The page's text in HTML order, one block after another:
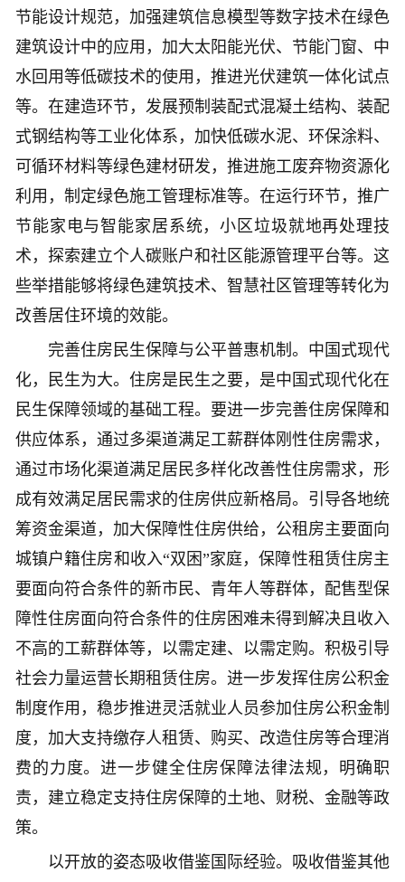
节能设计规范，加强建筑信息模型等数字技术在绿色
建筑设计中的应用，加大太阳能光伏、节能门窗、中
水回用等低碳技术的使用，推进光伏建筑一体化试点
等。在建造环节，发展预制装配式混凝土结构、装配
式钢结构等工业化体系，加快低碳水泥、环保涂料、
可循环材料等绿色建材研发，推进施工废弃物资源化
利用，制定绿色施工管理标准等。在运行环节，推广
节能家电与智能家居系统，小区垃圾就地再处理技
术，探索建立个人碳账户和社区能源管理平台等。这
些举措能够将绿色建筑技术、智慧社区管理等转化为
改善居住环境的效能。
完善住房民生保障与公平普惠机制。中国式现代
化，民生为大。住房是民生之要，是中国式现代化在
民生保障领域的基础工程。要进一步完善住房保障和
供应体系，通过多渠道满足工薪群体刚性住房需求，
通过市场化渠道满足居民多样化改善性住房需求，形
成有效满足居民需求的住房供应新格局。引导各地统
筹资金渠道，加大保障性住房供给，公租房主要面向
城镇户籍住房和收入“双困”家庭，保障性租赁住房主
要面向符合条件的新市民、青年人等群体，配售型保
障性住房面向符合条件的住房困难未得到解决且收入
不高的工薪群体等，以需定建、以需定购。积极引导
社会力量运营长期租赁住房。进一步发挥住房公积金
制度作用，稳步推进灵活就业人员参加住房公积金制
度，加大支持缴存人租赁、购买、改造住房等合理消
费的力度。进一步健全住房保障法律法规，明确职
责，建立稳定支持住房保障的土地、财税、金融等政
策。
以开放的姿态吸收借鉴国际经验。吸收借鉴其他